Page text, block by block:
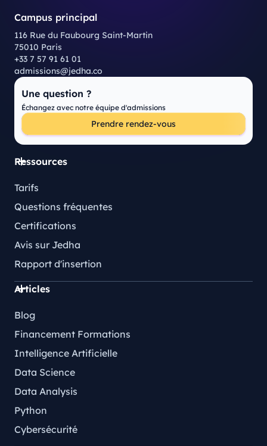
Campus principal
116 Rue du Faubourg Saint-Martin
75010 Paris
+33 7 57 91 61 01
admissions@jedha.co
Une question ?
Échangez avec notre équipe d'admissions
Prendre rendez-vous
Ressources
Tarifs
Questions fréquentes
Certifications
Avis sur Jedha
Rapport d'insertion
Articles
Blog
Financement Formations
Intelligence Artificielle
Data Science
Data Analysis
Python
Cybersécurité